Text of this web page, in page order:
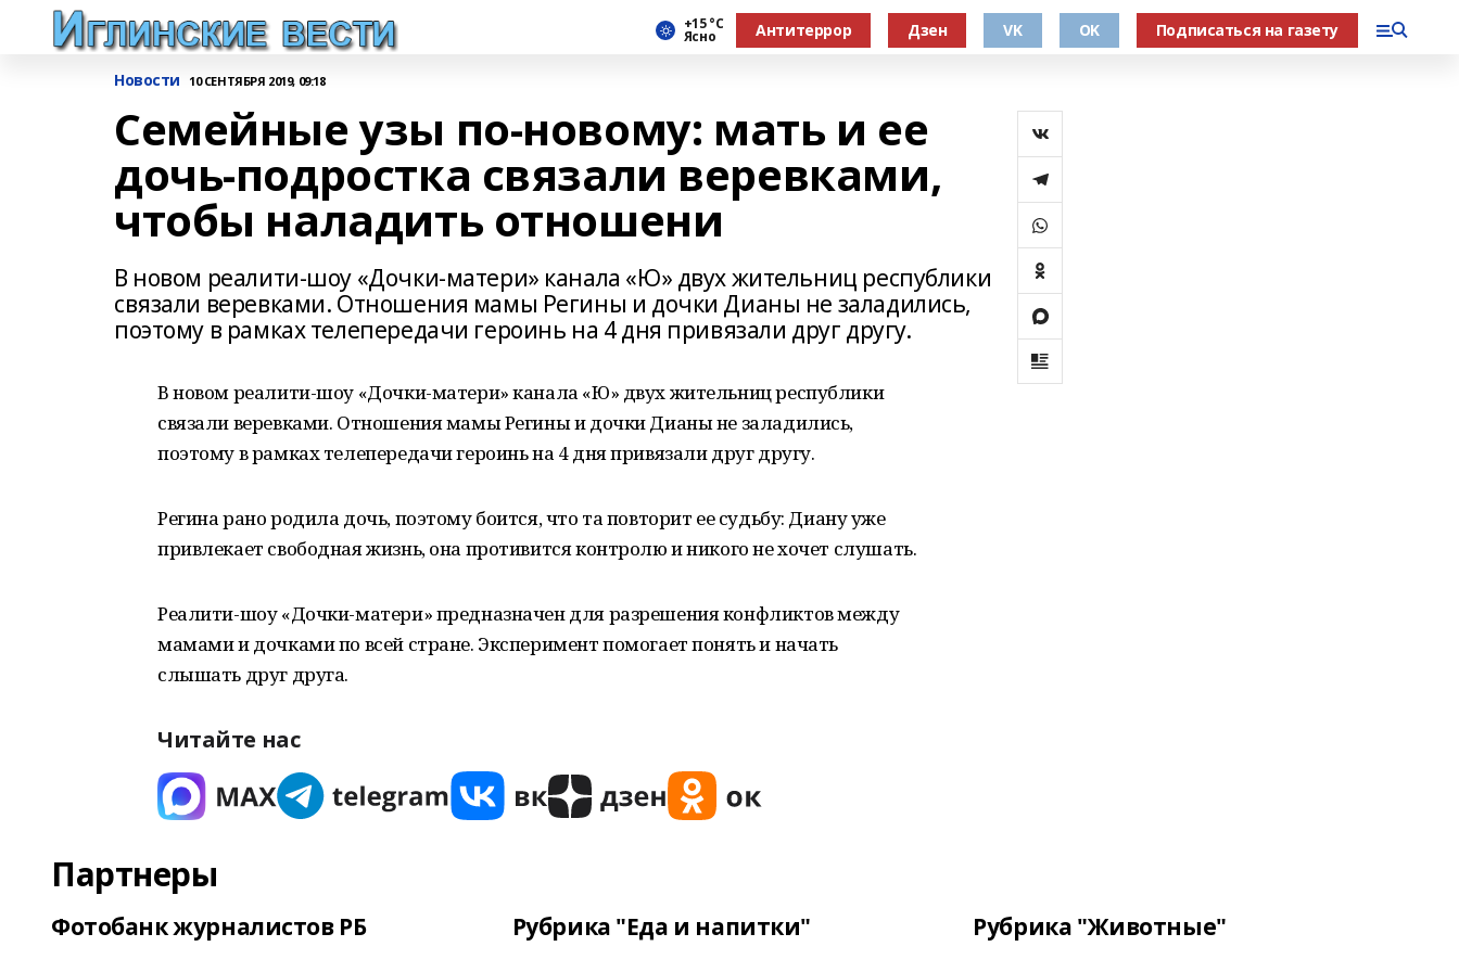
+15 °С
Ясно Антитеррор Дзен VK OK Подписаться на газету
Новости 10 СЕНТЯБРЯ 2019, 09:18
Семейные узы по-новому: мать и ее
дочь-подростка связали веревками,
чтобы наладить отношени
В новом реалити-шоу «Дочки-матери» канала «Ю» двух жительниц республики
связали веревками. Отношения мамы Регины и дочки Дианы не заладились,
поэтому в рамках телепередачи героинь на 4 дня привязали друг другу.
В новом реалити-шоу «Дочки-матери» канала «Ю» двух жительниц республики
связали веревками. Отношения мамы Регины и дочки Дианы не заладились,
поэтому в рамках телепередачи героинь на 4 дня привязали друг другу.
Регина рано родила дочь, поэтому боится, что та повторит ее судьбу: Диану уже
привлекает свободная жизнь, она противится контролю и никого не хочет слушать.
Реалити-шоу «Дочки-матери» предназначен для разрешения конфликтов между
мамами и дочками по всей стране. Эксперимент помогает понять и начать
слышать друг друга.
Читайте нас
Партнеры
Фотобанк журналистов РБ Рубрика "Еда и напитки" Рубрика "Животные"